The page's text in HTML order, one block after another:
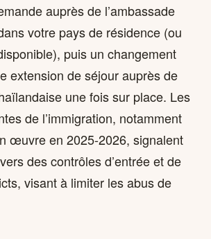
auprès de l’ambassade
votre pays de résidence (ou
puis un changement
extension de séjour auprès de
une fois sur place. Les
de l’immigration, notamment
œuvre en 2025-2026, signalent
des contrôles d’entrée et de
visant à limiter les abus de